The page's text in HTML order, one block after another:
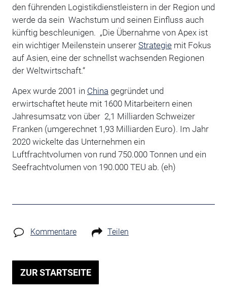
den führenden Logistikdienstleistern in der Region und
werde da sein Wachstum und seinen Einfluss auch
künftig beschleunigen. „Die Übernahme von Apex ist
ein wichtiger Meilenstein unserer Strategiemit Fokus
auf Asien, eine der schnellst wachsenden Regionen
der Weltwirtschaft.“
Apex wurde 2001 in China gegründet und
erwirtschaftet heute mit 1600 Mitarbeitern einen
Jahresumsatz von über 2,1 Milliarden Schweizer
Franken (umgerechnet 1,93 Milliarden Euro). Im Jahr
2020 wickelte das Unternehmen ein
Luftfrachtvolumen von rund 750.000 Tonnen und ein
Seefrachtvolumen von 190.000 TEU ab. (eh)
Kommentare Teilen
ZUR STARTSEITE